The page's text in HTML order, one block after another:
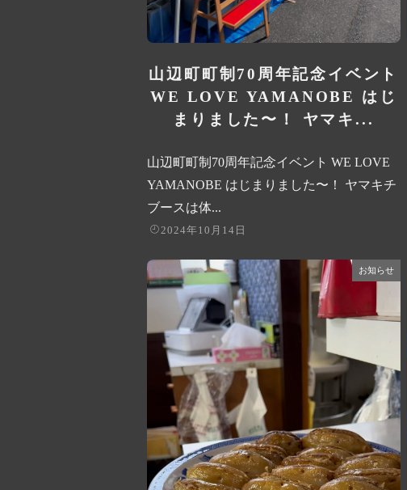
山辺町町制70周年記念イベント
WE LOVE YAMANOBE はじ
まりました〜！ ヤマキ...
山辺町町制70周年記念イベント WE LOVE
YAMANOBE はじまりました〜！ ヤマキチ
ブースは体...
2024年10月14日
お知らせ